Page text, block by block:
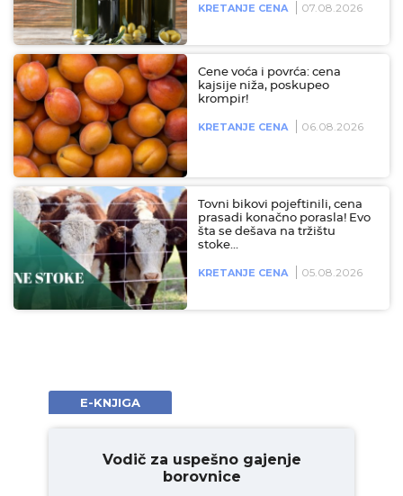
KRETANJE CENA 07.08.2026
Cene voća i povrća: cena
kajsije niža, poskupeo
krompir!
KRETANJE CENA 06.08.2026
Tovni bikovi pojeftinili, cena
prasadi konačno porasla! Evo
šta se dešava na tržištu
stoke…
KRETANJE CENA 05.08.2026
E-KNJIGA
Vodič za uspešno gajenje
borovnice